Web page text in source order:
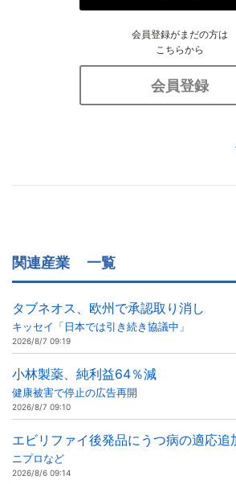
会員登録がまだの方は
こちらから
会員登録
関連産業 一覧
タブネオス、欧州で承認取り消し
キッセイ「日本では引き続き協議中」
2026/8/7 09:19
小林製薬、純利益64％減
健康被害で停止の広告再開
2026/8/7 09:10
エビリファイ後発品にうつ病の適応追
ニプロなど
2026/8/6 09:14